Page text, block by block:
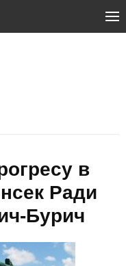
в
Ради
Бурич